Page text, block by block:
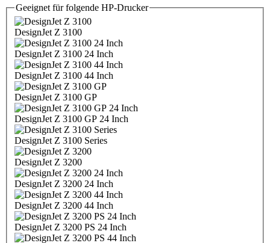
Geeignet für folgende HP-Drucker
DesignJet Z 3100
DesignJet Z 3100 24 Inch
DesignJet Z 3100 44 Inch
DesignJet Z 3100 GP
DesignJet Z 3100 GP 24 Inch
DesignJet Z 3100 Series
DesignJet Z 3200
DesignJet Z 3200 24 Inch
DesignJet Z 3200 44 Inch
DesignJet Z 3200 PS 24 Inch